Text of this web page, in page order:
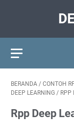
BERANDA / CONTOH
DEEP LEARNING / RPP
Rpp Deep